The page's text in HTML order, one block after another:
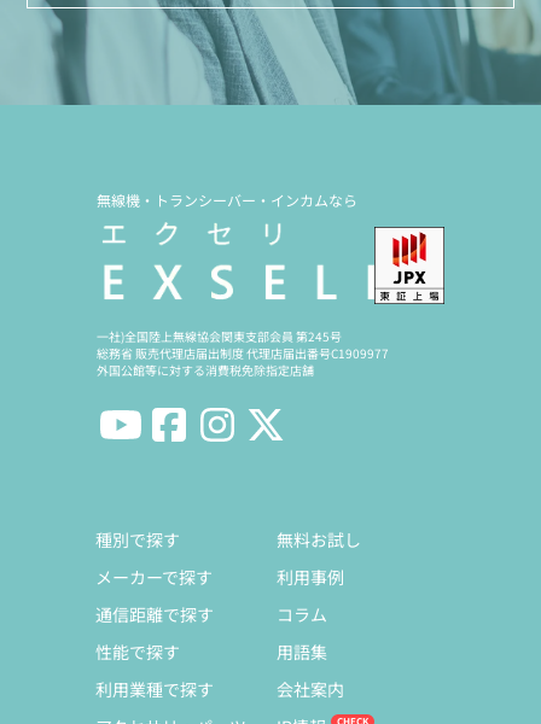
無線機・トランシーバー・インカムなら
一社)全国陸上無線協会関東支部会員 第245号
総務省 販売代理店届出制度 代理店届出番号C1909977
外国公館等に対する消費税免除指定店舗
種別で探す
メーカーで探す
通信距離で探す
性能で探す
利用業種で探す
無料お試し
利用事例
コラム
用語集
会社案内